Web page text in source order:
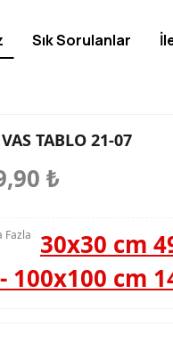
TABLO 21-07
₺
Fazla
30x30 cm
100x100 cm
Sık Sorulanlar